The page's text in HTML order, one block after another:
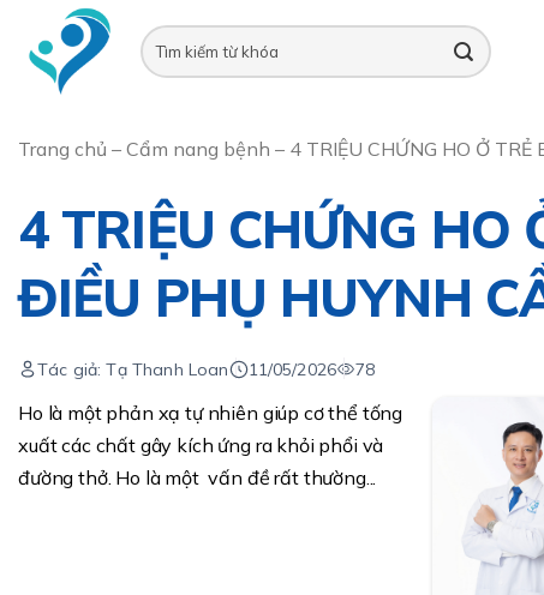
content
Trang chủ – Cẩm nang bệnh – 4 TRIỆU CHỨNG HO Ở
4 TRIỆU CHỨNG HO
ĐIỀU PHỤ HUYNH
Tác giả: Tạ Thanh Loan 11/05/2026 78
Ho là một phản xạ tự nhiên giúp cơ thể tống
xuất các chất gây kích ứng ra khỏi phổi và
đường thở. Ho là một vấn đề rất thường...